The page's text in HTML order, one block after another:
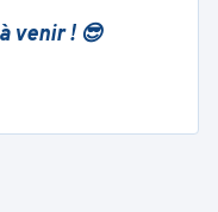
venir ! 😎